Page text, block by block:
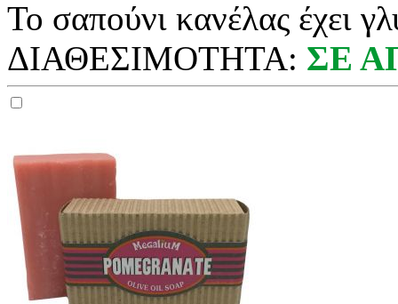
Το σαπούνι κανέλας έχει
ΔΙΑΘΕΣΙΜΟΤΗΤΑ: ΣΕ